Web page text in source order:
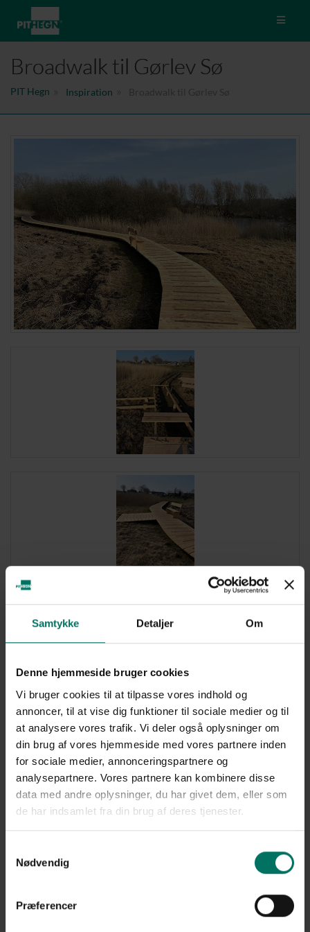
Samtykke Detaljer Om
Denne hjemmeside bruger cookies
Vi bruger cookies til at tilpasse vores indhold og
annoncer, til at vise dig funktioner til sociale medier og til
at analysere vores trafik. Vi deler også oplysninger om
din brug af vores hjemmeside med vores partnere inden
for sociale medier, annonceringspartnere og
analysepartnere. Vores partnere kan kombinere disse
data med andre oplysninger, du har givet dem, eller som
de har indsamlet fra din brug af deres tjenester.
Nødvendig
Præferencer
Toggle
Broadwalk til Gørlev Sø
PIT Hegn Inspiration
En broadwalk i Gørlev skal få
flere ud i naturen
I Gørlev vil man – som i mange andre kommuner – gerne have flere
ud og nyde den dejlige natur. Vi har været en del af naturprojekt i
Der er nu installeret en flot 170 meter lang broadwalk hele vejen
altså er hævet op over det våde område. Det smarte ved en
broadwalk er, at vand, flora og fauna kan passere uhindret under